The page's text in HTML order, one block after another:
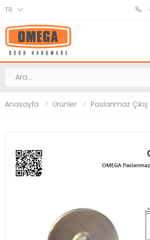
TR
Ara
Anasayfa Ürünler Paslanmaz